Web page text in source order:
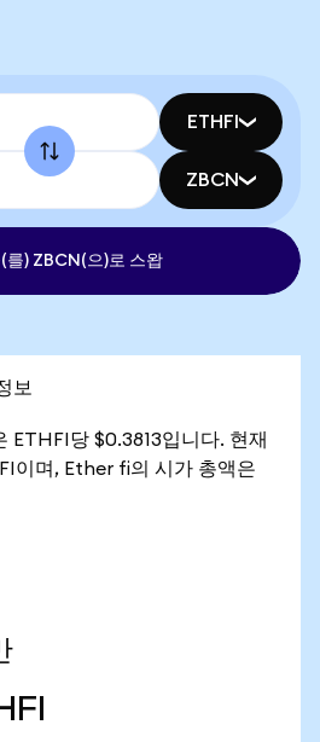
ETHFI
ZBCN
(를) ZBCN(으)로 스왑
보
ETHFI당 $0.3813입니다. 현재
이며, Ether fi의 시가 총액은